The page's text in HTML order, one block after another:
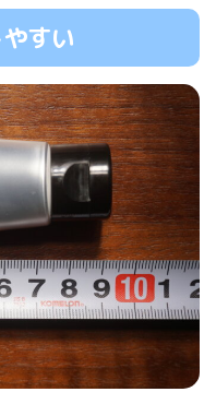
すい